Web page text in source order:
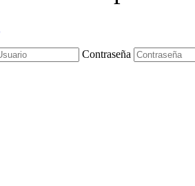
Contraseña